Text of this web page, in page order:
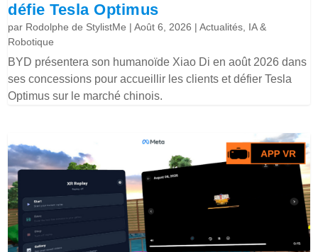
défie Tesla Optimus
par Rodolphe de StylistMe |Août 6, 2026 |Actualités, IA &
Robotique
BYD présentera son humanoïde Xiao Di en août 2026 dans
ses concessions pour accueillir les clients et défier Tesla
Optimus sur le marché chinois.